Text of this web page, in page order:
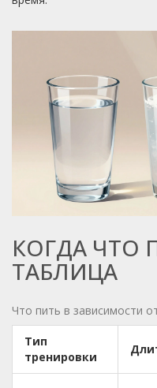
КОГДА ЧТО
ТАБЛИЦА
Что пить в зависимости
Тип
тренировки